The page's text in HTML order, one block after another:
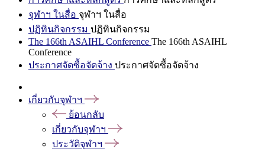
จุฬาฯ ในสื่อ จุฬาฯ ในสื่อ
ปฏิทินกิจกรรม ปฏิทินกิจกรรม
The 166th ASAIHL Conference The 166th ASAIHL
Conference
ประกาศจัดซื้อจัดจ้าง ประกาศจัดซื้อจัดจ้าง
เกี่ยวกับจุฬาฯ
ย้อนกลับ
เกี่ยวกับจุฬาฯ
ประวัติจุฬาฯ